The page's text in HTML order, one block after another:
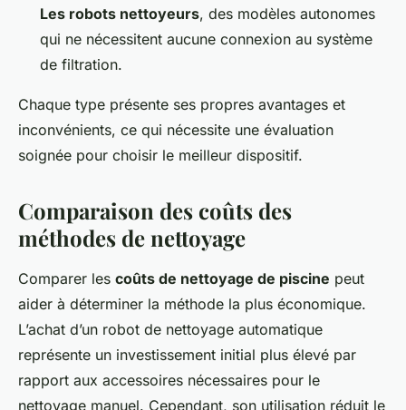
Les robots nettoyeurs, des modèles autonomes
qui ne nécessitent aucune connexion au système
de filtration.
Chaque type présente ses propres avantages et
inconvénients, ce qui nécessite une évaluation
soignée pour choisir le meilleur dispositif.
Comparaison des coûts des
méthodes de nettoyage
Comparer les coûts de nettoyage de piscine peut
aider à déterminer la méthode la plus économique.
L’achat d’un robot de nettoyage automatique
représente un investissement initial plus élevé par
rapport aux accessoires nécessaires pour le
nettoyage manuel. Cependant, son utilisation réduit le